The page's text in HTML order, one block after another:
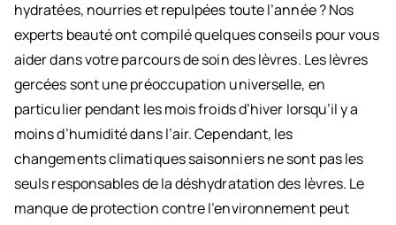
hydratées, nourries et repulpées toute l’année ? Nos
experts beauté ont compilé quelques conseils pour vous
aider dans votre parcours de soin des lèvres. Les lèvres
gercées sont une préoccupation universelle, en
particulier pendant les mois froids d’hiver lorsqu’il y a
moins d’humidité dans l’air. Cependant, les
changements climatiques saisonniers ne sont pas les
seuls responsables de la déshydratation des lèvres. Le
manque de protection contre l’environnement peut